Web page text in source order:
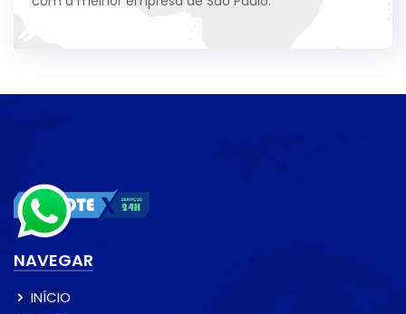
NAVEGAR
INÍCIO